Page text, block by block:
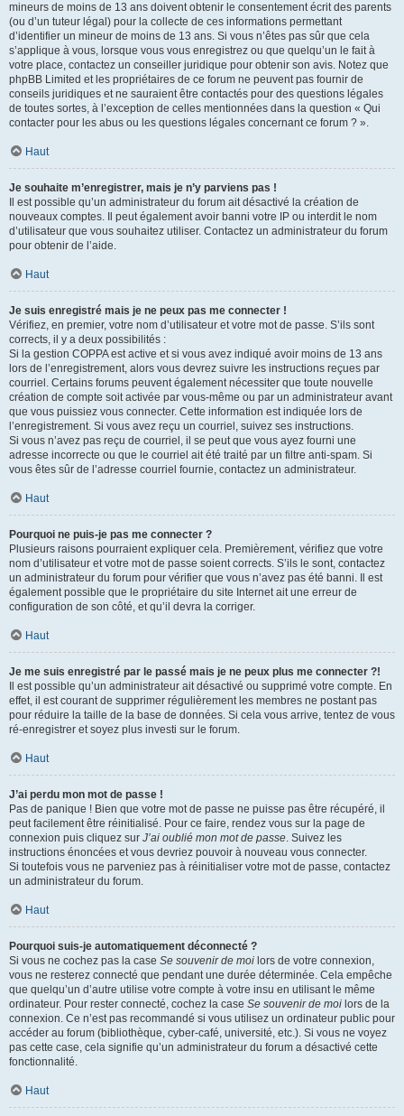
mineurs de moins de 13 ans doivent obtenir le consentement écrit des parents
(ou d’un tuteur légal) pour la collecte de ces informations permettant
d’identifier un mineur de moins de 13 ans. Si vous n’êtes pas sûr que cela
s’applique à vous, lorsque vous vous enregistrez ou que quelqu’un le fait à
votre place, contactez un conseiller juridique pour obtenir son avis. Notez que
phpBB Limited et les propriétaires de ce forum ne peuvent pas fournir de
conseils juridiques et ne sauraient être contactés pour des questions légales
de toutes sortes, à l’exception de celles mentionnées dans la question « Qui
contacter pour les abus ou les questions légales concernant ce forum ? ».
Haut
Je souhaite m’enregistrer, mais je n’y parviens pas !
Il est possible qu’un administrateur du forum ait désactivé la création de
nouveaux comptes. Il peut également avoir banni votre IP ou interdit le nom
d’utilisateur que vous souhaitez utiliser. Contactez un administrateur du forum
pour obtenir de l’aide.
Haut
Je suis enregistré mais je ne peux pas me connecter !
Vérifiez, en premier, votre nom d’utilisateur et votre mot de passe. S’ils sont
corrects, il y a deux possibilités :
Si la gestion COPPA est active et si vous avez indiqué avoir moins de 13 ans
lors de l’enregistrement, alors vous devrez suivre les instructions reçues par
courriel. Certains forums peuvent également nécessiter que toute nouvelle
création de compte soit activée par vous-même ou par un administrateur avant
que vous puissiez vous connecter. Cette information est indiquée lors de
l’enregistrement. Si vous avez reçu un courriel, suivez ses instructions.
Si vous n’avez pas reçu de courriel, il se peut que vous ayez fourni une
adresse incorrecte ou que le courriel ait été traité par un filtre anti-spam. Si
vous êtes sûr de l’adresse courriel fournie, contactez un administrateur.
Haut
Pourquoi ne puis-je pas me connecter ?
Plusieurs raisons pourraient expliquer cela. Premièrement, vérifiez que votre
nom d’utilisateur et votre mot de passe soient corrects. S’ils le sont, contactez
un administrateur du forum pour vérifier que vous n’avez pas été banni. Il est
également possible que le propriétaire du site Internet ait une erreur de
configuration de son côté, et qu’il devra la corriger.
Haut
Je me suis enregistré par le passé mais je ne peux plus me connecter ?!
Il est possible qu’un administrateur ait désactivé ou supprimé votre compte. En
effet, il est courant de supprimer régulièrement les membres ne postant pas
pour réduire la taille de la base de données. Si cela vous arrive, tentez de vous
ré-enregistrer et soyez plus investi sur le forum.
Haut
J’ai perdu mon mot de passe !
Pas de panique ! Bien que votre mot de passe ne puisse pas être récupéré, il
peut facilement être réinitialisé. Pour ce faire, rendez vous sur la page de
connexion puis cliquez sur J’ai oublié mon mot de passe. Suivez les
instructions énoncées et vous devriez pouvoir à nouveau vous connecter.
Si toutefois vous ne parveniez pas à réinitialiser votre mot de passe, contactez
un administrateur du forum.
Haut
Pourquoi suis-je automatiquement déconnecté ?
Si vous ne cochez pas la case Se souvenir de moi lors de votre connexion,
vous ne resterez connecté que pendant une durée déterminée. Cela empêche
que quelqu’un d’autre utilise votre compte à votre insu en utilisant le même
ordinateur. Pour rester connecté, cochez la case Se souvenir de moi lors de la
connexion. Ce n’est pas recommandé si vous utilisez un ordinateur public pour
accéder au forum (bibliothèque, cyber-café, université, etc.). Si vous ne voyez
pas cette case, cela signifie qu’un administrateur du forum a désactivé cette
fonctionnalité.
Haut